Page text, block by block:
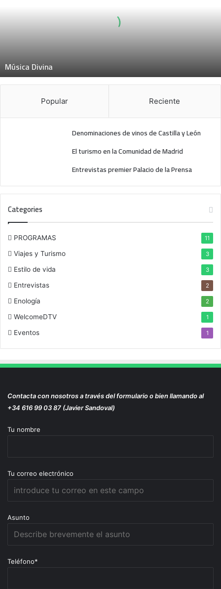
n
Música Divina
Popular Reciente
Denominaciones de vinos de Castilla y León
El turismo en la Comunidad de Madrid
Entrevistas premier Palacio de la Prensa
Categories
PROGRAMAS 11
Viajes y Turismo 3
Estilo de vida 3
Entrevistas 2
Enología 2
WelcomeDTV 1
Eventos 1
Contacta con nosotros a través del formulario o bien llamando al
+34 616 99 03 87 (Javier Sandoval)
Tu nombre
Tu correo electrónico
Asunto
Teléfono*